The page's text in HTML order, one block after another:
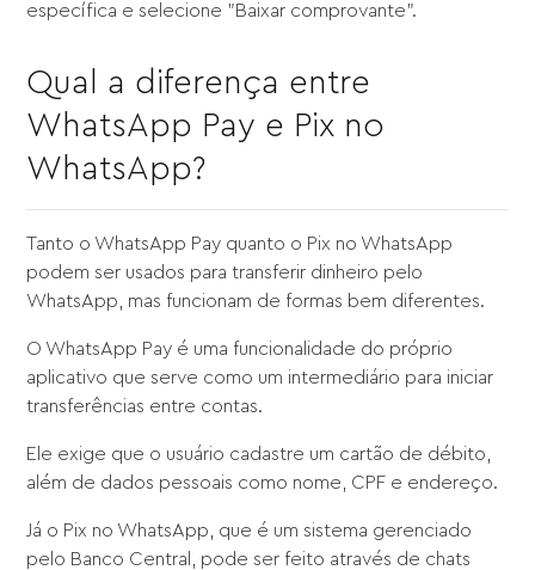
específica e selecione "Baixar comprovante".
Qual a diferença entre
WhatsApp Pay e Pix no
WhatsApp?
Tanto o WhatsApp Pay quanto o Pix no WhatsApp
podem ser usados para transferir dinheiro pelo
WhatsApp, mas funcionam de formas bem diferentes.
O WhatsApp Pay é uma funcionalidade do próprio
aplicativo que serve como um intermediário para iniciar
transferências entre contas.
Ele exige que o usuário cadastre um cartão de débito,
além de dados pessoais como nome, CPF e endereço.
Já o Pix no WhatsApp, que é um sistema gerenciado
pelo Banco Central, pode ser feito através de chats